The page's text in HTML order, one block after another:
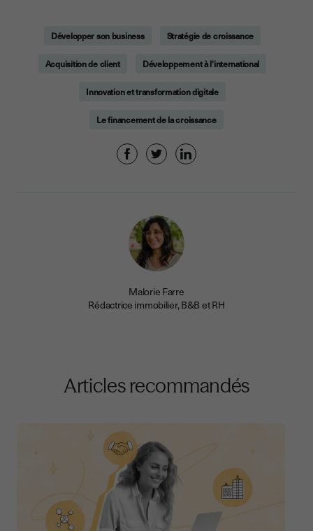
Développer son business Stratégie de croissance
Acquisition de client Développement à l'international
Innovation et transformation digitale
Le financement de la croissance
Malorie Farre
Rédactrice immobilier, B&B et RH
Articles recommandés